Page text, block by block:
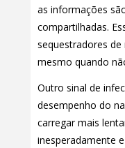
as informações
compartilhadas.
sequestradores de
mesmo quando
Outro sinal de
desempenho do
carregar mais
inesperadamente